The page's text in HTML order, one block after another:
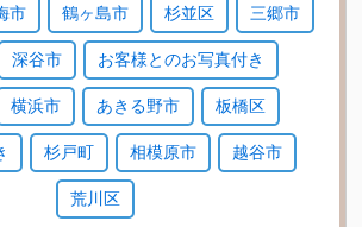
市 鶴ヶ島市 杉並区 三郷市
深谷市 お客様とのお写真付き
横浜市 あきる野市 板橋区
杉戸町 相模原市 越谷市
荒川区